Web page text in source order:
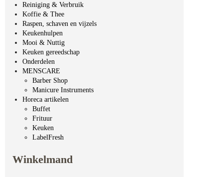
Reiniging & Verbruik
Koffie & Thee
Raspen, schaven en vijzels
Keukenhulpen
Mooi & Nuttig
Keuken gereedschap
Onderdelen
MENSCARE
Barber Shop
Manicure Instruments
Horeca artikelen
Buffet
Frituur
Keuken
LabelFresh
Winkelmand